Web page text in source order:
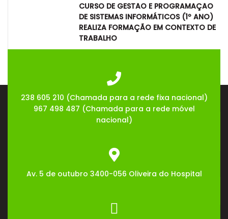
CURSO DE GESTÃO E PROGRAMAÇÃO
DE SISTEMAS INFORMÁTICOS (1º ANO)
REALIZA FORMAÇÃO EM CONTEXTO DE
TRABALHO
238 605 210 (Chamada para a rede fixa nacional)
967 498 487 (Chamada para a rede móvel
nacional)
Av. 5 de outubro 3400-056 Oliveira do Hospital